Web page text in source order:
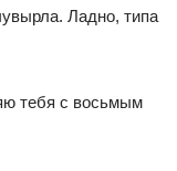
Ладно, типа
тебя с восьмым